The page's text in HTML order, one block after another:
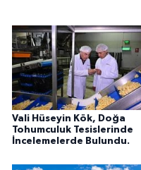
Vali Hüseyin Kök, Doğa
Tohumculuk Tesislerinde
İncelemelerde Bulundu.